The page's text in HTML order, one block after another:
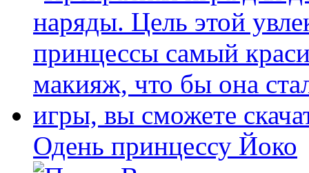
Одень принцессу Йоко